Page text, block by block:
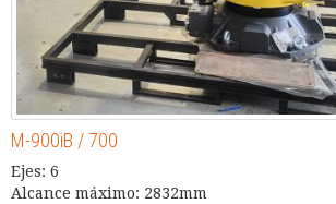
M-900iB / 700
Ejes: 6
Alcance máximo: 2832mm